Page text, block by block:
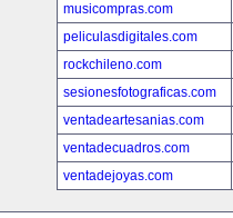
musicompras.com
peliculasdigitales.com
rockchileno.com
sesionesfotograficas.com
ventadeartesanias.com
ventadecuadros.com
ventadejoyas.com